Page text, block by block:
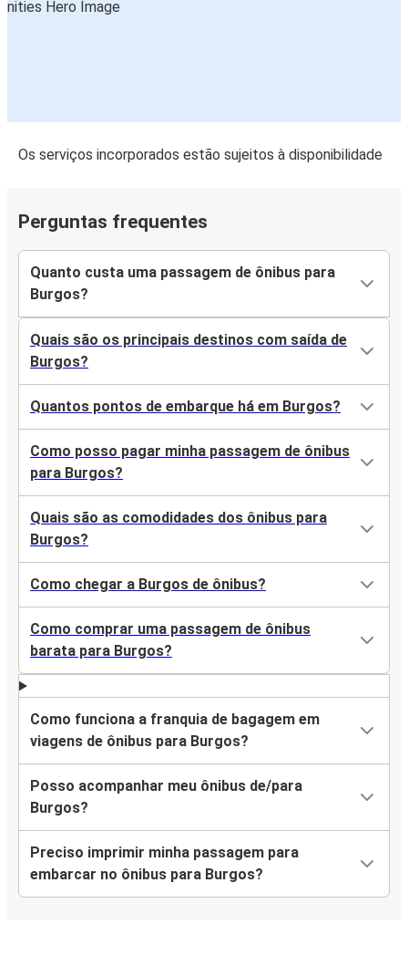
Os serviços incorporados estão sujeitos à disponibilidade
Perguntas frequentes
Quanto custa uma passagem de ônibus para
Burgos?
Quais são os principais destinos com saída de
Burgos?
Quantos pontos de embarque há em Burgos?
Como posso pagar minha passagem de ônibus
para Burgos?
Quais são as comodidades dos ônibus para
Burgos?
Como chegar a Burgos de ônibus?
Como comprar uma passagem de ônibus
barata para Burgos?
Como funciona a franquia de bagagem em
viagens de ônibus para Burgos?
Posso acompanhar meu ônibus de/para
Burgos?
Preciso imprimir minha passagem para
embarcar no ônibus para Burgos?